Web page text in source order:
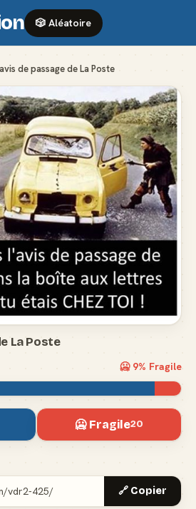
🎲 Aléatoire
de passage de La Poste
La Poste
🥶 9% Fragile
🥶 Fragile20
🔗 Copier